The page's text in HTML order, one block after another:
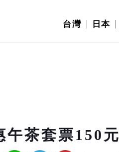
台灣 日本
午茶套票150元